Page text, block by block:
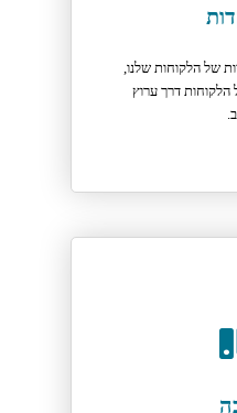
של הלקוחות שלנו,
הלקוחות דרך ערוץ